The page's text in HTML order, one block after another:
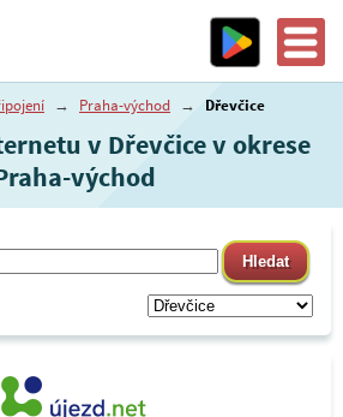
→ Praha-východ → Dřevčice
v Dřevčice v okrese
východ